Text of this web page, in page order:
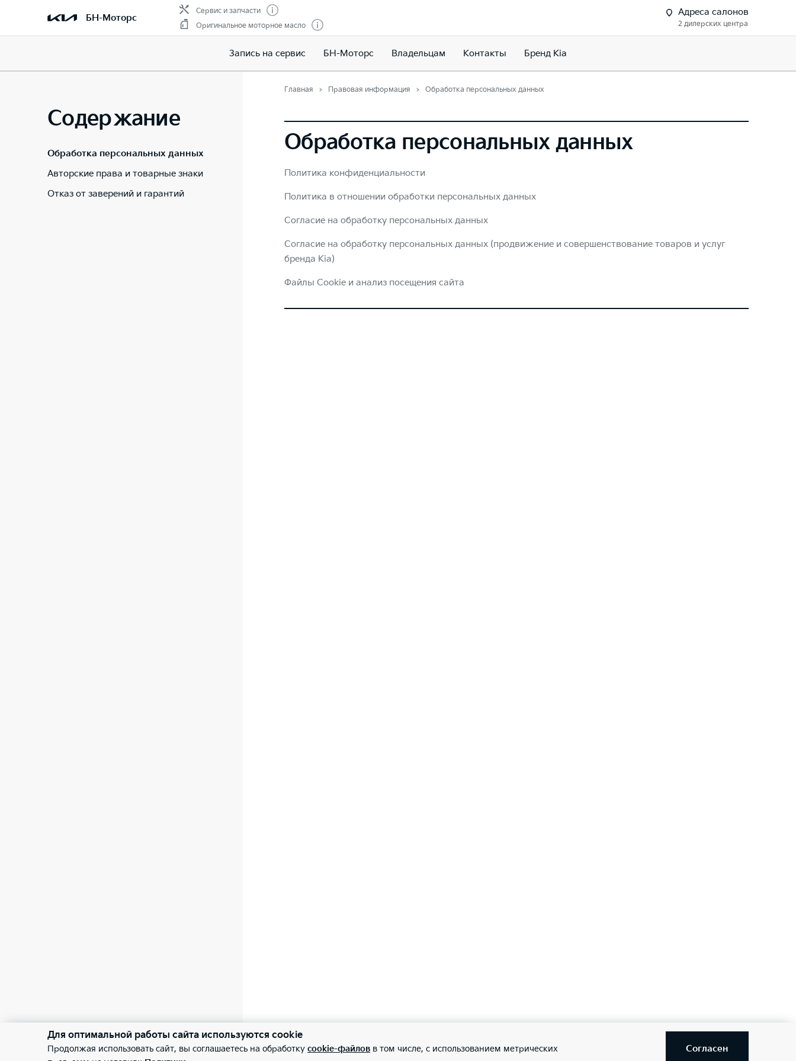
БН-Моторс
Сервис и запчасти
Оригинальное моторное масло
Адреса салонов
2 дилерских центра
Запись на сервис БН-Моторс Владельцам Контакты Бренд Kia
Содержание
Обработка персональных данных
Авторские права и товарные знаки
Отказ от заверений и гарантий
Главная Правовая информация Обработка персональных данных
Обработка персональных данных
Политика конфиденциальности
Политика в отношении обработки персональных данных
Согласие на обработку персональных данных
Согласие на обработку персональных данных (продвижение и совершенствование товаров и услуг
бренда Kia)
Файлы Cookie и анализ посещения сайта
Для оптимальной работы сайта используются cookie
Продолжая использовать сайт, вы соглашаетесь на обработку cookie-файлов в том числе, с использованием метрических
Согласен